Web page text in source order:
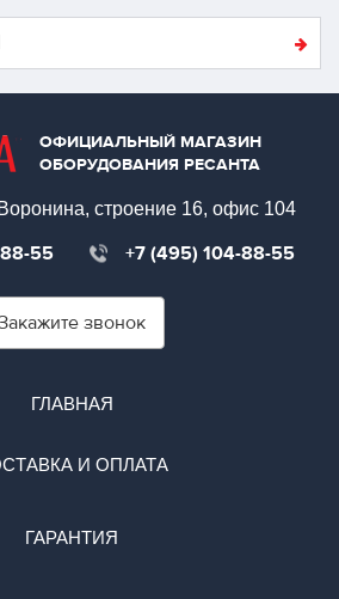
ОФИЦИАЛЬНЫЙ МАГАЗИН
ОБОРУДОВАНИЯ РЕСАНТА
строение 16, офис 104
55 +7 (495) 104-88-55
звонок
ГЛАВНАЯ
И ОПЛАТА
ГАРАНТИЯ